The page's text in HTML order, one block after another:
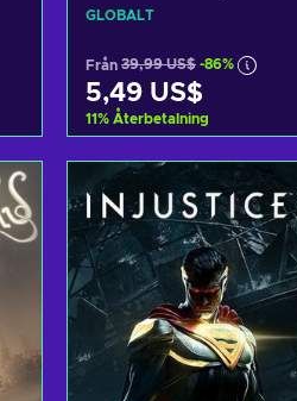
GLOBALT
Från 39,99 US$ -86%
5,49 US$
11% Återbetalning
Lägg till i varukorgen
View offers